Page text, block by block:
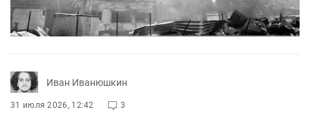
Иван Иванюшкин
31 июля 2026, 12:42 3